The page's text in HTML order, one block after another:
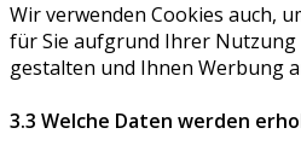
Wir verwenden Cookies auch,
für Sie aufgrund Ihrer Nutzung
gestalten und Ihnen Werbung
3.3 Welche Daten werden